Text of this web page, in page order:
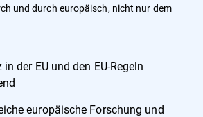
und durch europäisch, nicht nur dem
der EU und den EU-Regeln
europäische Forschung und